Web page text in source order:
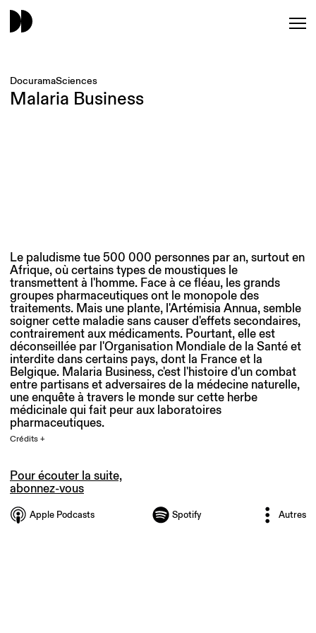
DocuramaSciences
Malaria Business
Le paludisme tue 500 000 personnes par an, surtout en
Afrique, où certains types de moustiques le
transmettent à l'homme. Face à ce fléau, les grands
groupes pharmaceutiques ont le monopole des
traitements. Mais une plante, l'Artémisia Annua, semble
soigner cette maladie sans causer d'effets secondaires,
contrairement aux médicaments. Pourtant, elle est
déconseillée par l'Organisation Mondiale de la Santé et
interdite dans certains pays, dont la France et la
Belgique. Malaria Business, c'est l'histoire d'un combat
entre partisans et adversaires de la médecine naturelle,
une enquête à travers le monde sur cette herbe
médicinale qui fait peur aux laboratoires
pharmaceutiques.
Crédits +
Pour écouter la suite,
abonnez-vous
Apple Podcasts Spotify Autres